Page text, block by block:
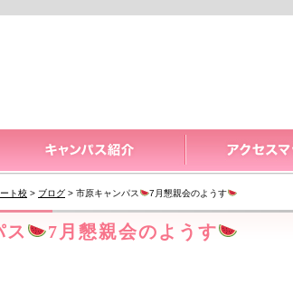
ト校 > ブログ > 市原キャンパス 7月懇親会のようす
ス 7月懇親会のようす